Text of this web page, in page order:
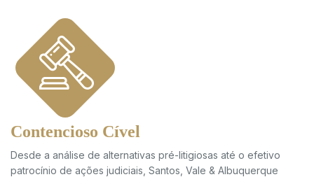
Contencioso Cível
Desde a análise de alternativas pré-litigiosas até o efetivo
patrocínio de ações judiciais, Santos, Vale & Albuquerque